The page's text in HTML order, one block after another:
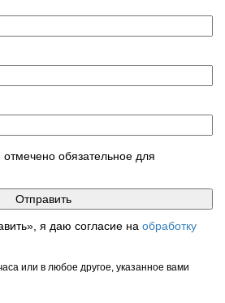
обязательное для
я даю согласие на обработку
или в любое другое, указанное вами